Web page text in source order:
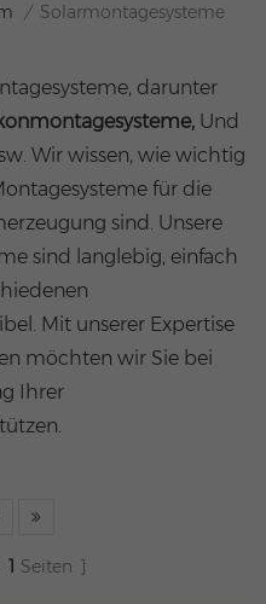
/ Solarmontagesysteme
darunter
Und
Wir wissen, wie wichtig
für die
sind. Unsere
sind langlebig, einfach
Mit unserer Expertise
möchten wir Sie bei
Ihrer
1 Seiten